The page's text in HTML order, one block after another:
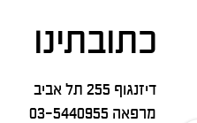
כתובתינו
דיזנגוף 255 תל אביב
מרפאה 03-5440955